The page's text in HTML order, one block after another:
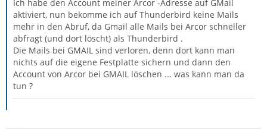
Ich habe den Account meiner Arcor -Adresse auf GMail
aktiviert, nun bekomme ich auf Thunderbird keine Mails
mehr in den Abruf, da Gmail alle Mails bei Arcor schneller
abfragt (und dort löscht) als Thunderbird .
Die Mails bei GMAIL sind verloren, denn dort kann man
nichts auf die eigene Festplatte sichern und dann den
Account von Arcor bei GMAIL löschen ... was kann man da
tun ?